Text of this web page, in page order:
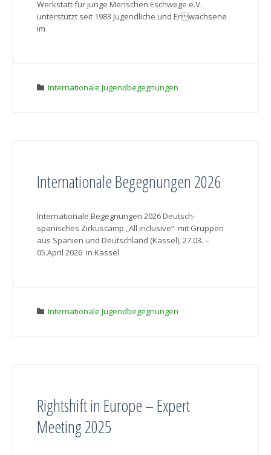
Werkstatt für junge Menschen Eschwege e.V.
unterstützt seit 1983 Jugendliche und Erwachsene
im
Internationale Jugendbegegnungen
Internationale Begegnungen 2026
Internationale Begegnungen 2026 Deutsch-
spanisches Zirkuscamp „All inclusive“ mit Gruppen
aus Spanien und Deutschland (Kassel), 27.03. –
05.April 2026 in Kassel
Internationale Jugendbegegnungen
Rightshift in Europe – Expert
Meeting 2025